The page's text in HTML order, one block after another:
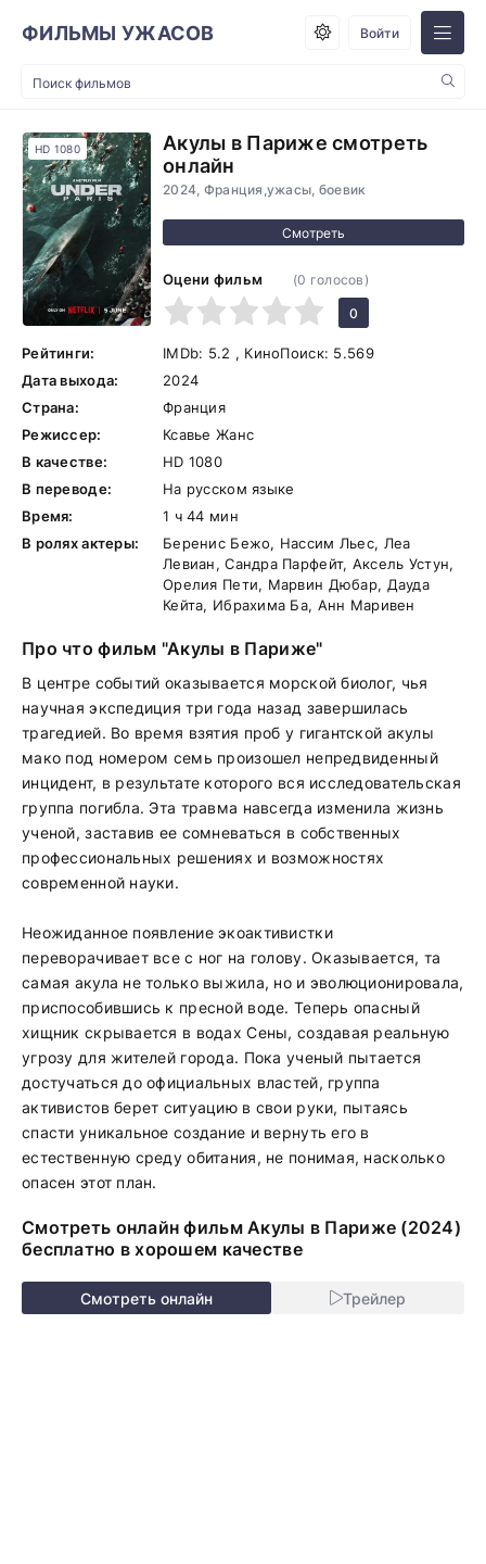
ФИЛЬМЫ УЖАСОВ Войти
Акулы в Париже смотреть
онлайн
2024, Франция,ужасы, боевик
HD 1080
Оцени фильм
1
2 3 5
(0 голосов)
0
Рейтинги: IMDb: 5.2 , КиноПоиск: 5.569
Дата выхода:
2024
Страна:
Франция
Режиссер:
Ксавье Жанс
В качестве:
HD 1080
В переводе:
На русском языке
Время:
1 ч 44 мин
В ролях актеры:
Беренис Бежо, Нассим Льес, Леа
Левиан, Сандра Парфейт, Аксель Устун,
Орелия Пети, Марвин Дюбар, Дауда
Кейта, Ибрахима Ба, Анн Маривен
Про что фильм "Акулы в Париже"
В центре событий оказывается морской биолог, чья
научная экспедиция три года назад завершилась
трагедией. Во время взятия проб у гигантской акулы
мако под номером семь произошел непредвиденный
инцидент, в результате которого вся исследовательская
группа погибла. Эта травма навсегда изменила жизнь
ученой, заставив ее сомневаться в собственных
профессиональных решениях и возможностях
современной науки.
Неожиданное появление экоактивистки
переворачивает все с ног на голову. Оказывается, та
самая акула не только выжила, но и эволюционировала,
приспособившись к пресной воде. Теперь опасный
хищник скрывается в водах Сены, создавая реальную
угрозу для жителей города. Пока ученый пытается
достучаться до официальных властей, группа
активистов берет ситуацию в свои руки, пытаясь
спасти уникальное создание и вернуть его в
естественную среду обитания, не понимая, насколько
опасен этот план.
Смотреть онлайн фильм Акулы в Париже (2024)
бесплатно в хорошем качестве
Смотреть онлайн Трейлер